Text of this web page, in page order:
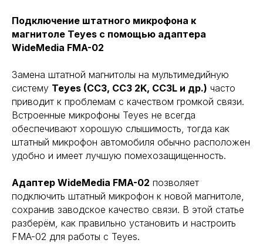
Подключение штатного микрофона к
магнитоле Teyes с помощью адаптера
WideMedia FMA-02
Замена штатной магнитолы на мультимедийную
систему Teyes (CC3, СС3 2K, СС3L и др.) часто
приводит к проблемам с качеством громкой связи.
Встроенные микрофоны Teyes не всегда
обеспечивают хорошую слышимость, тогда как
штатный микрофон автомобиля обычно расположен
удобно и имеет лучшую помехозащищенность.
Адаптер WideMedia FMA-02 позволяет
подключить штатный микрофон к новой магнитоле,
сохранив заводское качество связи. В этой статье
разберём, как правильно установить и настроить
FMA-02 для работы с Teyes.